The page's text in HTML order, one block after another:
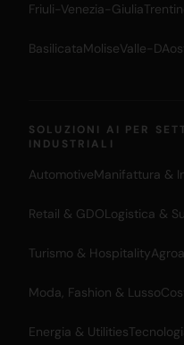
Friuli-Venezia-Giulia
BasilicataMoliseValle-
SOLUZIONI AI PER
INDUSTRIALI
AutomotiveManifattura &
Retail & GDOLogistica &
Turismo & Hospitality
Moda, Fashion & Lusso
Energia & Utilities